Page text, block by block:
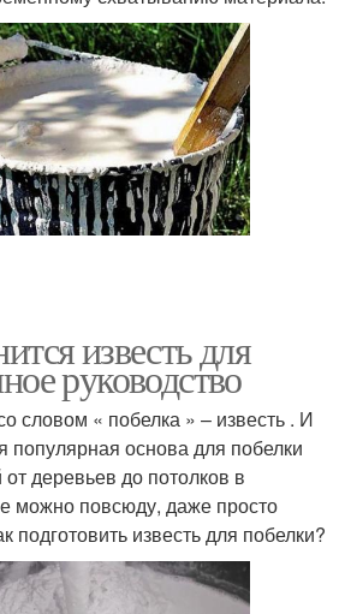
известь для
руководство
словом « побелка » – известь . И
популярная основа для побелки
деревьев до потолков в
можно повсюду, даже просто
подготовить известь для побелки?